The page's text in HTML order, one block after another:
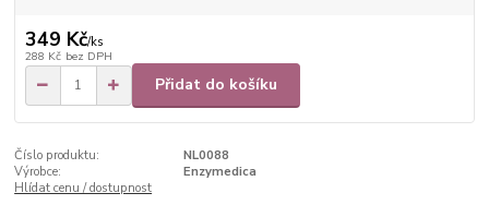
349 Kč/ks
288 Kč bez DPH
Přidat do košíku
Číslo produktu:
NL0088
Výrobce:
Enzymedica
Hlídat cenu / dostupnost